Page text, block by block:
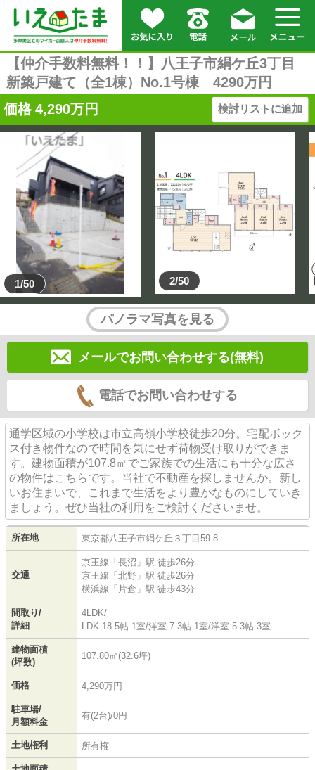
【仲介手数料無料！！】八王子市絹ケ丘3丁目
新築戸建て（全1棟）No.1号棟 4290万円
価格 4,290万円 検討リストに追加
1/50 2/50
パノラマ写真を見る
メールでお問い合わせする(無料)
電話でお問い合わせする
通学区域の小学校は市立高嶺小学校徒歩20分。宅配ボック
ス付き物件なので時間を気にせず荷物受け取りができま
す。建物面積が107.8㎡でご家族での生活にも十分な広さ
の物件はこちらです。当社で不動産を探しませんか。新し
いお住まいで、これまで生活をより豊かなものにしていき
ましょう。ぜひ当社の利用をご検討くださいませ。
所在地 東京都八王子市絹ケ丘 ３丁目59-8
交通
京王線 「 長沼 」駅 徒歩26分
京王線 「 北野 」駅 徒歩26分
横浜線 「 片倉 」駅 徒歩43分
間取り/
詳細
4LDK/
LDK 18.5帖 1室/洋室 7.3帖 1室/洋室 5.3帖 3室
建物面積
(坪数)
107.80㎡(32.6坪)
価格 4,290万円
駐車場/
月額料金
有(2台)/0円
土地権利 所有権